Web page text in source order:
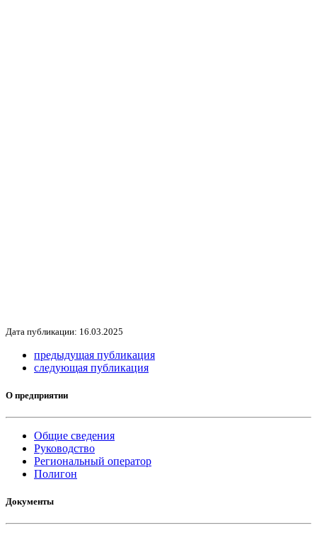
Дата публикации: 16.03.2025
предыдущая публикация
следующая публикация
О предприятии
Общие сведения
Руководство
Региональный оператор
Полигон
Документы